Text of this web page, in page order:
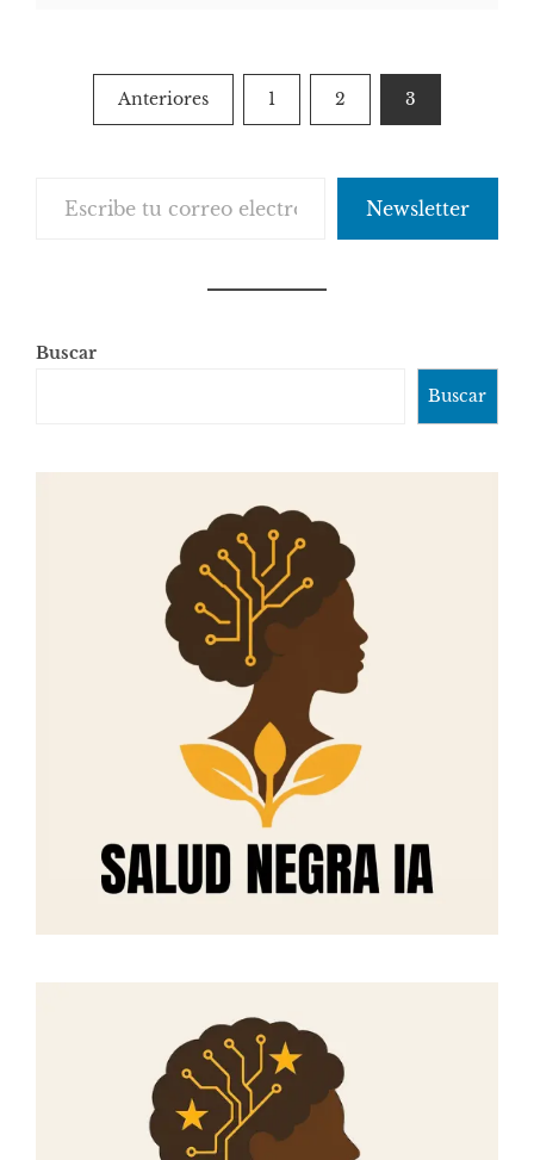
Paginación
Anteriores 1 2 3
Newsletter
Buscar
Buscar